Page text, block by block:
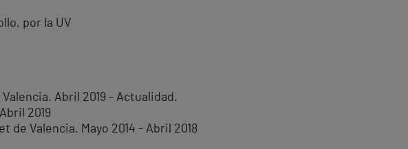
por la UV
Abril 2019 - Actualidad.
2019
Valencia. Mayo 2014 - Abril 2018